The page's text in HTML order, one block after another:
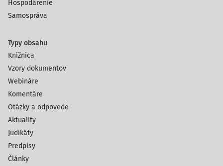
Hospodárenie
Samospráva
Typy obsahu
Knižnica
Vzory dokumentov
Webináre
Komentáre
Otázky a odpovede
Aktuality
Judikáty
Predpisy
Články